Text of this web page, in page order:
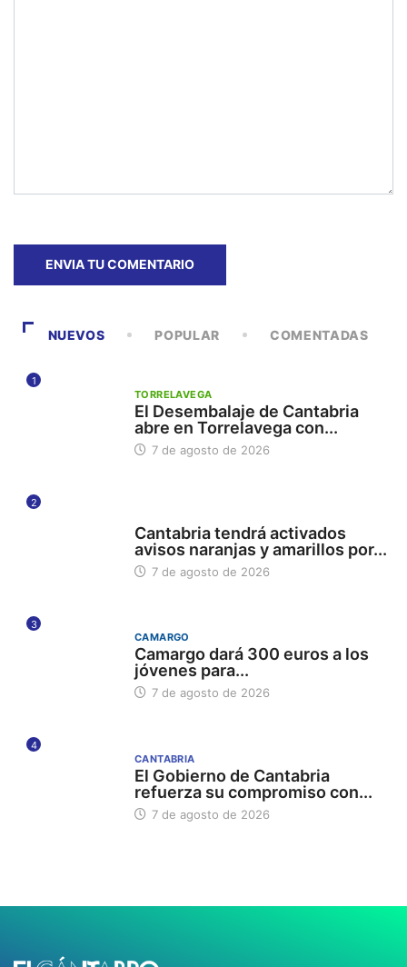
NUEVOS POPULAR COMENTADAS
1
TORRELAVEGA
El Desembalaje de Cantabria
abre en Torrelavega con...
7 de agosto de 2026
2
Cantabria tendrá activados
avisos naranjas y amarillos por...
7 de agosto de 2026
3
CAMARGO
Camargo dará 300 euros a los
jóvenes para...
7 de agosto de 2026
4
CANTABRIA
El Gobierno de Cantabria
refuerza su compromiso con...
7 de agosto de 2026